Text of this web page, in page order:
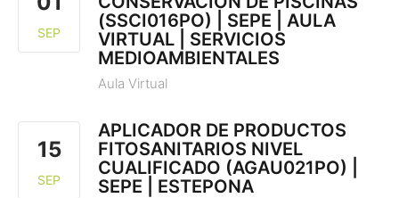
SEP
(SSCI016PO) | SEPE | AULA
VIRTUAL | SERVICIOS
MEDIOAMBIENTALES
Aula Virtual
15
SEP
APLICADOR DE PRODUCTOS
FITOSANITARIOS NIVEL
CUALIFICADO (AGAU021PO) |
SEPE | ESTEPONA